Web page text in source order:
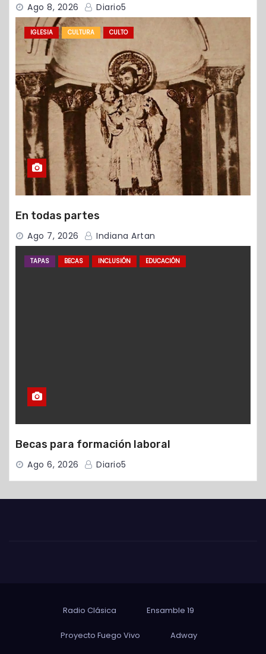
Ago 8, 2026 Diario5
IGLESIA CULTURA CULTO
En todas partes
Ago 7, 2026 Indiana Artan
TAPAS BECAS INCLUSIÓN EDUCACIÓN
Becas para formación laboral
Ago 6, 2026 Diario5
Radio Clásica Ensamble 19
Proyecto Fuego Vivo Adway